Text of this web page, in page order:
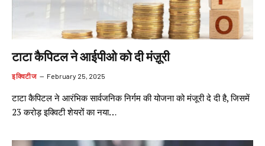
टाटा कैपिटल ने आईपीओ को दी मंज़ूरी
इक्विटीज February 25, 2025
टाटा कैपिटल ने आरंभिक सार्वजनिक निर्गम की योजना को मंजूरी दे दी है, जिसमें
23 करोड़ इक्विटी शेयरों का नया…